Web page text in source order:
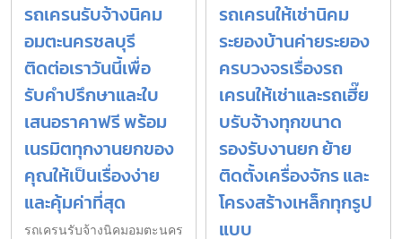
รถเครนรับจ้างนิคม
อมตะนครชลบุรี
ติดต่อเราวันนี้เพื่อ
รับคำปรึกษาและใบ
เสนอราคาฟรี พร้อม
เนรมิตทุกงานยกของ
คุณให้เป็นเรื่องง่าย
และคุ้มค่าที่สุด
รถเครนรับจ้างนิคมอมตะนคร
รถเครนให้เช่านิคม
ระยองบ้านค่ายระยอง
ครบวงจรเรื่องรถ
เครนให้เช่าและรถเฮี๊ย
บรับจ้างทุกขนาด
รองรับงานยก ย้าย
ติดตั้งเครื่องจักร และ
โครงสร้างเหล็กทุกรูป
แบบ